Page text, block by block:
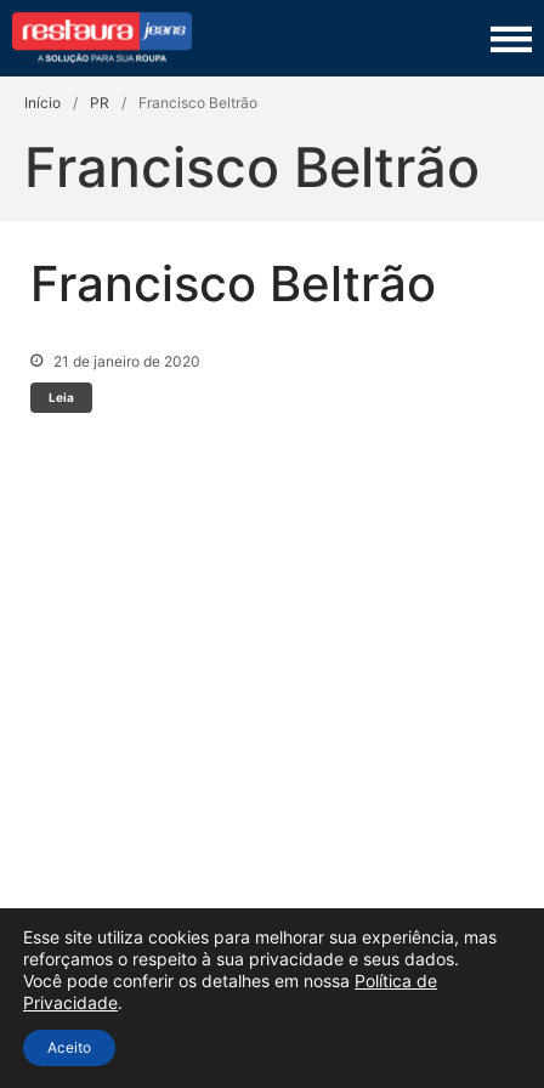
LAVANDERIA
PRODUTOS
Início / PR / Francisco Beltrão
Francisco Beltrão
Francisco Beltrão
21 de janeiro de 2020
Leia
Esse site utiliza cookies para melhorar sua experiência, mas
reforçamos o respeito à sua privacidade e seus dados.
Você pode conferir os detalhes em nossa Política de
Privacidade.
Aceito